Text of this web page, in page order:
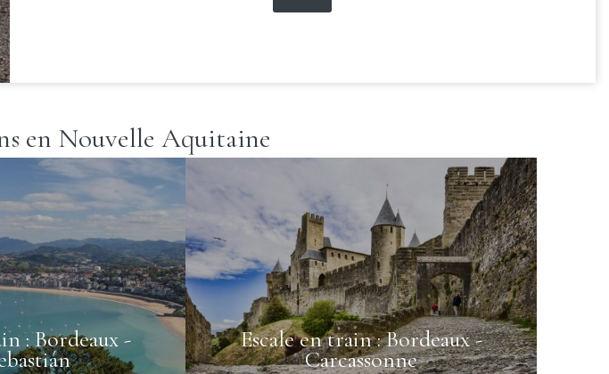
en Nouvelle Aquitaine
: Bordeaux - Escale en train : Bordeaux -
Carcassonne